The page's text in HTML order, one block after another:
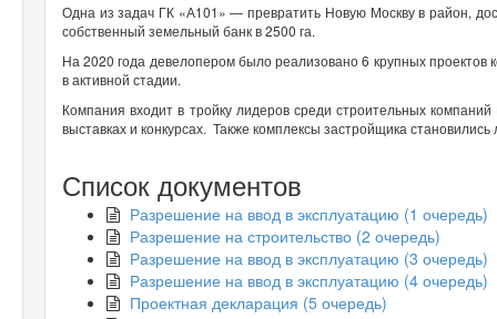
Одна из задач ГК «А101» — превратить Новую Москву в район,
собственный земельный банк в 2500 га.
На 2020 года девелопером было реализовано 6 крупных
в активной стадии.
Компания входит в тройку лидеров среди строительных
выставках и конкурсах. Также комплексы застройщика
Список документов
Разрешение на ввод в эксплуатацию (1 очередь)
Разрешение на строительство (2 очередь)
Разрешение на ввод в эксплуатацию (3 очередь)
Разрешение на ввод в эксплуатацию (4 очередь)
Проектная декларация (5 очередь)